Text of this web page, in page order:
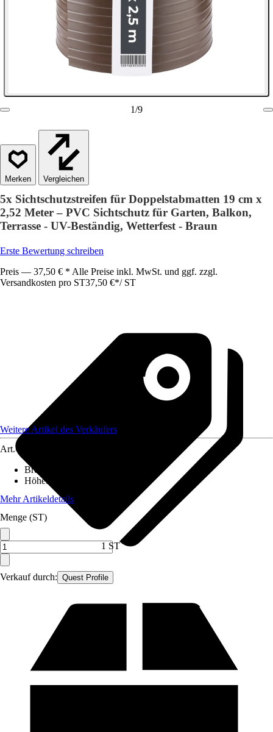
1/9
Vergleichen
5x Sichtschutzstreifen für Doppelstabmatten 19 cm x
2,52 Meter – PVC Sichtschutz für Garten, Balkon,
Terrasse - UV-Beständig, Wetterfest - Braun
Erste Bewertung schreiben
Preis — 37,50 € * Alle Preise inkl. MwSt. und ggf. zzgl.
Versandkosten pro ST37,50 €*/ ST
Verkauf durch: Quest Profile
Weitere Artikel des Verkäufers
Art.-Nr.
Breite
Höhe:
Mehr Artikeldetails
Menge (ST)
1 ST